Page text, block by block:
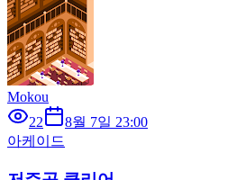
Mokou
22
8월 7일 23:00
아케이드